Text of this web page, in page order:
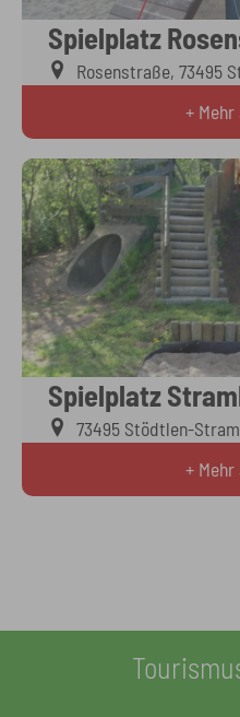
Spielplatz
Rosenstraße, 73495
+ Mehr
Spielplatz
73495 Stödtlen-
+ Mehr